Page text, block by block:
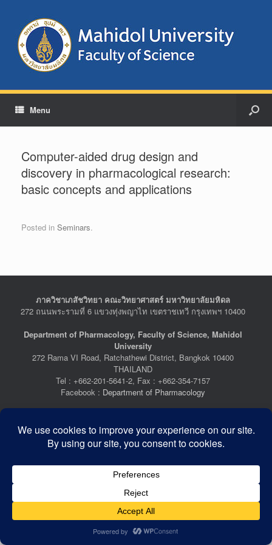
Menu
Computer-aided drug design and
discovery in pharmacological research:
basic concepts and applications
Posted in Seminars.
ภาควิชาเภสัชวิทยา คณะวิทยาศาสตร์ มหาวิทยาลัยมหิดล
272 ถนนพระรามที่ 6 แขวงทุ่งพญาไท เขตราชเทวี กรุงเทพฯ 10400
Department of Pharmacology, Faculty of Science, Mahidol
University
272 Rama VI Road, Ratchathewi District, Bangkok 10400
THAILAND
Tel : +662-201-5641-2, Fax : +662-354-7157
Facebook : Department of Pharmacology